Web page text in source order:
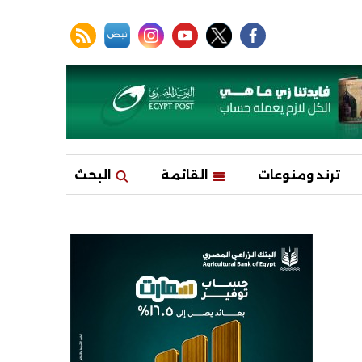
facebook
twitter
youtube
instagram
نبض rss feed
ترند ومنوعات القائمة البحث